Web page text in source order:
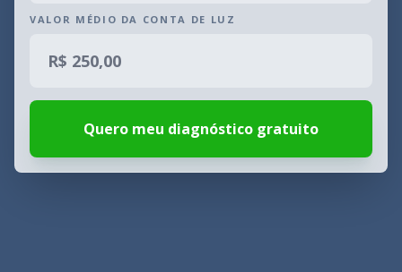
VALOR MÉDIO DA CONTA DE LUZ
Quero meu diagnóstico gratuito